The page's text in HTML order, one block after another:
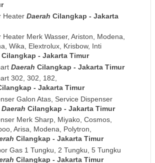
Heater Daerah Cilangkap - Jakarta
Heater Merk Wasser, Ariston, Modena,
Wika, Elextrolux, Krisbow, Inti
Cilangkap - Jakarta Timur
Daerah Cilangkap - Jakarta Timur
302, 302, 182,
- Jakarta Timur
Galon Atas, Service Dispenser
Daerah Cilangkap - Jakarta Timur
Merk Sharp, Miyako, Cosmos,
Arisa, Modena, Polytron,
Cilangkap - Jakarta Timur
Gas 1 Tungku, 2 Tungku, 5 Tungku
Cilangkap - Jakarta Timur